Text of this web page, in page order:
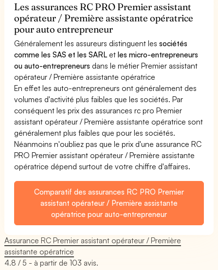
Les assurances RC PRO Premier assistant
opérateur / Première assistante opératrice
pour auto entrepreneur
Généralement les assureurs distinguent lessociétés
comme les SAS et les SARL etles micro-entrepreneurs
ou auto-entrepreneurs dans le métier Premier assistant
opérateur / Première assistante opératrice
En effet les auto-entrepreneurs ont généralement des
volumes d'activité plus faibles que les sociétés. Par
conséquent les prix des assurances rc pro Premier
assistant opérateur / Première assistante opératrice sont
généralement plus faibles que pour les sociétés.
Néanmoins n'oubliez pas que le prix d'une assurance RC
PRO Premier assistant opérateur / Première assistante
opératrice dépend surtout de votre chiffre d'affaires.
Comparatif des assurances RC PRO Premier
assistant opérateur / Première assistante
opératrice pour auto-entrepreneur
Assurance RC Premier assistant opérateur / Première
assistante opératrice
4.8 / 5 - à partir de103 avis.